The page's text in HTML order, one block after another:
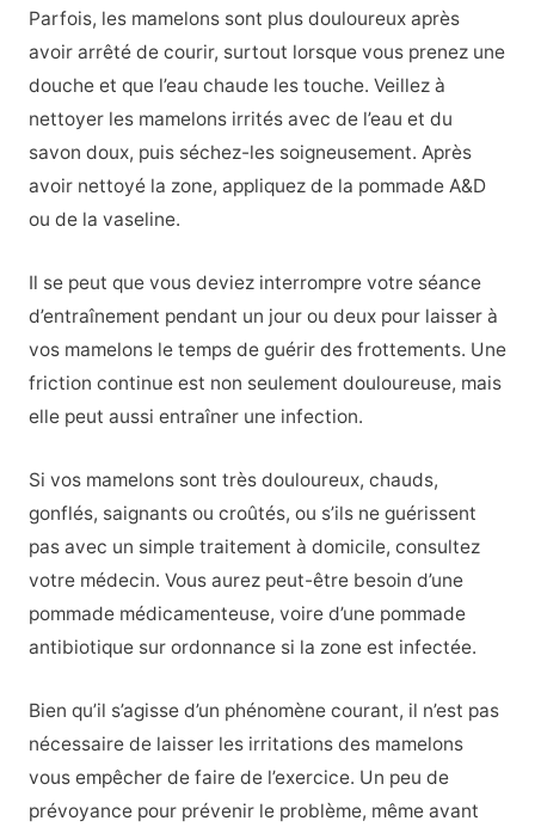
Parfois, les mamelons sont plus douloureux après
avoir arrêté de courir, surtout lorsque vous prenez une
douche et que l’eau chaude les touche. Veillez à
nettoyer les mamelons irrités avec de l’eau et du
savon doux, puis séchez-les soigneusement. Après
avoir nettoyé la zone, appliquez de la pommade A&D
ou de la vaseline.
Il se peut que vous deviez interrompre votre séance
d’entraînement pendant un jour ou deux pour laisser à
vos mamelons le temps de guérir des frottements. Une
friction continue est non seulement douloureuse, mais
elle peut aussi entraîner une infection.
Si vos mamelons sont très douloureux, chauds,
gonflés, saignants ou croûtés, ou s’ils ne guérissent
pas avec un simple traitement à domicile, consultez
votre médecin. Vous aurez peut-être besoin d’une
pommade médicamenteuse, voire d’une pommade
antibiotique sur ordonnance si la zone est infectée.
Bien qu’il s’agisse d’un phénomène courant, il n’est pas
nécessaire de laisser les irritations des mamelons
vous empêcher de faire de l’exercice. Un peu de
prévoyance pour prévenir le problème, même avant